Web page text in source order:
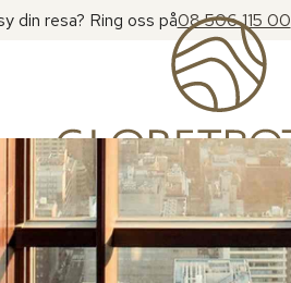
din resa? Ring oss på08 506 115 00